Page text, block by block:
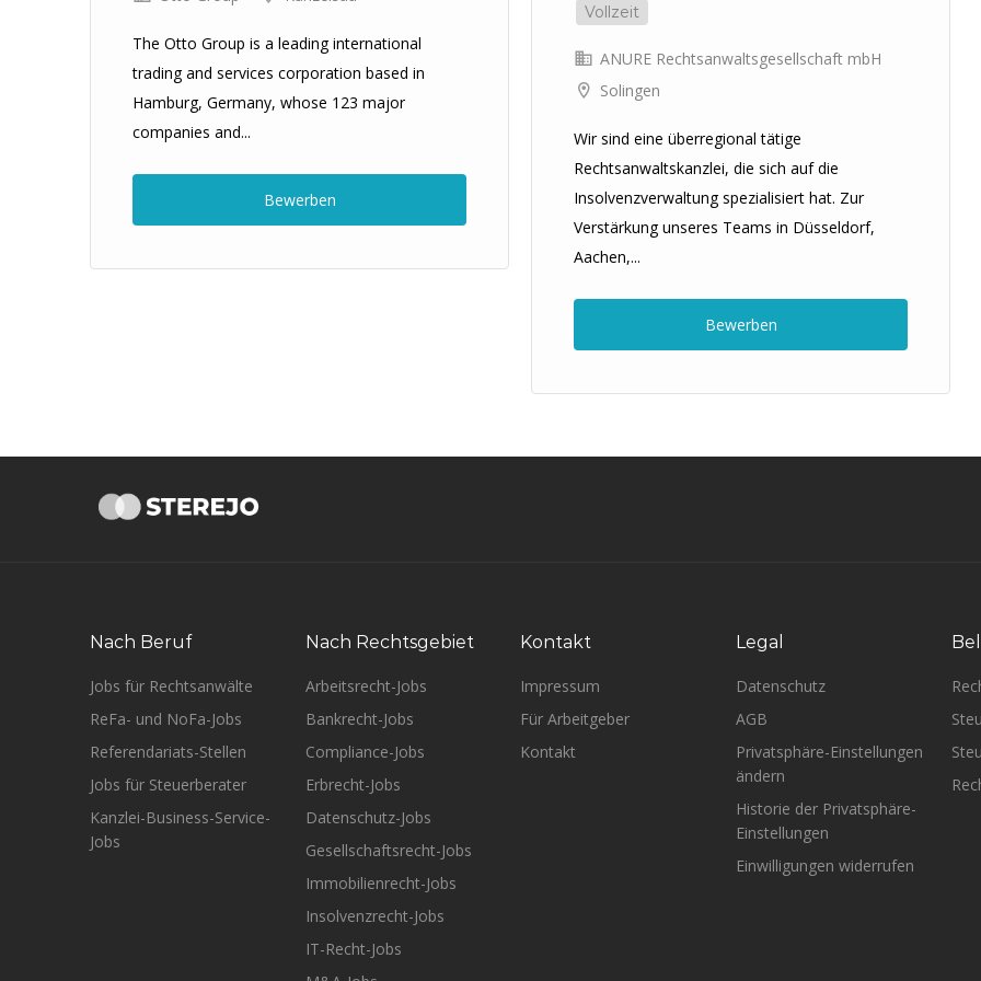
The Otto Group is a leading international
trading and services corporation based in
Hamburg, Germany, whose 123 major
companies and...
Bewerben
Vollzeit
ANURE Rechtsanwaltsgesellschaft mbH
Solingen
Wir sind eine überregional tätige
Rechtsanwaltskanzlei, die sich auf die
Insolvenzverwaltung spezialisiert hat. Zur
Verstärkung unseres Teams in Düsseldorf,
Aachen,...
Bewerben
Nach Beruf
Jobs für Rechtsanwälte
ReFa- und NoFa-Jobs
Referendariats-Stellen
Jobs für Steuerberater
Kanzlei-Business-Service-
Jobs
Nach Rechtsgebiet
Arbeitsrecht-Jobs
Bankrecht-Jobs
Compliance-Jobs
Erbrecht-Jobs
Datenschutz-Jobs
Gesellschaftsrecht-Jobs
Immobilienrecht-Jobs
Insolvenzrecht-Jobs
IT-Recht-Jobs
Kontakt
Impressum
Für Arbeitgeber
Kontakt
Legal
Datenschutz
AGB
Privatsphäre-Einstellungen
ändern
Historie der Privatsphäre-
Einstellungen
Einwilligungen widerrufen